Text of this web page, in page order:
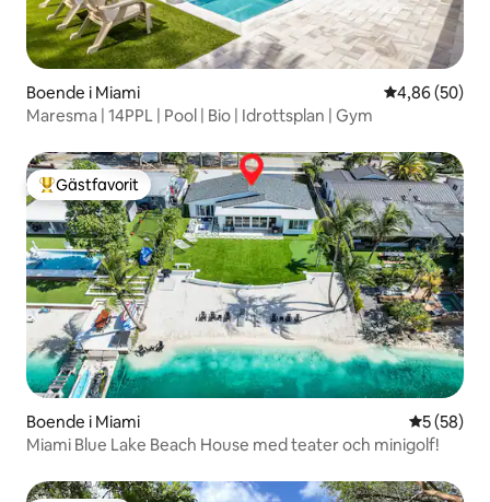
Boende i Miami 4,86 av 5 i
4,86 (50)
Maresma | 14PPL | Pool | Bio | Idrottsplan | Gym
Populär gästfavorit
Gästfavorit
Boende i Miami 5 av 5 i
5 (58)
Miami Blue Lake Beach House med teater och minigolf!